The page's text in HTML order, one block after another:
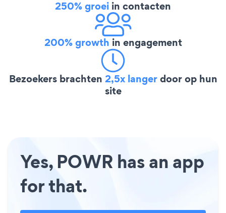
250% groei in contacten
200% growth in engagement
Bezoekers brachten 2,5x langerdoor op hun
site
Yes, POWR has an app
for that.